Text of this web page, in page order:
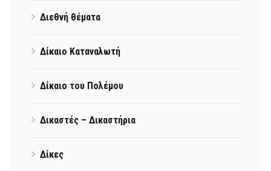
Διεθνή θέματα
Δίκαιο Καταναλωτή
Δίκαιο του Πολέμου
Δικαστές – Δικαστήρια
Δίκες